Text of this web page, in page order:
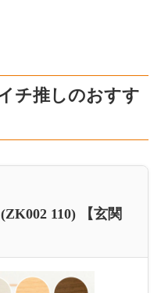
チ推しのおすす
110) 【玄関